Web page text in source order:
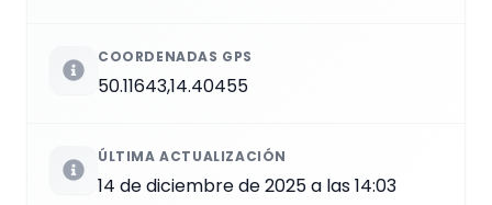
COORDENADAS GPS
50.11643,14.40455
ÚLTIMA ACTUALIZACIÓN
14 de diciembre de 2025 a las 14:03